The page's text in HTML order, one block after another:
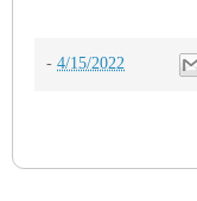
- 4/15/2022